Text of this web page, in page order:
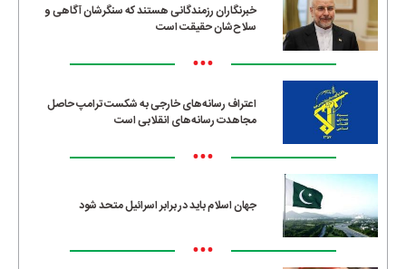
خبرنگاران رزمندگانی هستند که سنگرشان آگاهی و
سلاح‌شان حقیقت است
•••
اعتراف رسانه‌های خارجی به شکست ترامپ حاصل
مجاهدت رسانه‌های انقلابی است
•••
جهان اسلام باید در برابر اسرائیل متحد شود
•••